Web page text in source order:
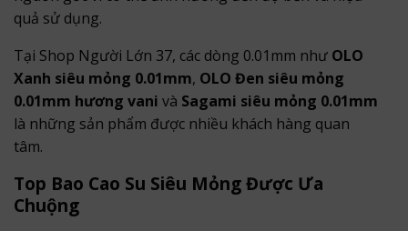
quả sử dụng.
Tại Shop Người Lớn 37, các dòng 0.01mm như OLO
Xanh siêu mỏng 0.01mm, OLO Đen siêu mỏng
0.01mm hương vani và Sagami siêu mỏng 0.01mm
là những sản phẩm được nhiều khách hàng quan
tâm.
Top Bao Cao Su Siêu Mỏng Được Ưa
Chuộng